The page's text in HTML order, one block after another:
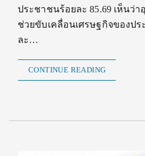
ประชาชนร้อยละ 85.69 เห็นว่
ช่วยขับเคลื่อนเศรษฐกิจของป
ละ…
CONTINUE READING